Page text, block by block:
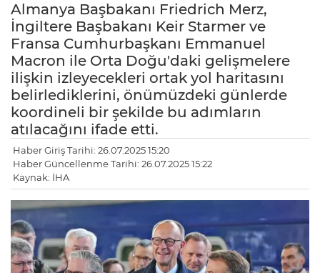
Almanya Başbakanı Friedrich Merz,
İngiltere Başbakanı Keir Starmer ve
Fransa Cumhurbaşkanı Emmanuel
Macron ile Orta Doğu'daki gelişmelere
ilişkin izleyecekleri ortak yol haritasını
belirlediklerini, önümüzdeki günlerde
koordineli bir şekilde bu adımların
atılacağını ifade etti.
Haber Giriş Tarihi: 26.07.2025 15:20
Haber Güncellenme Tarihi: 26.07.2025 15:22
Kaynak: İHA